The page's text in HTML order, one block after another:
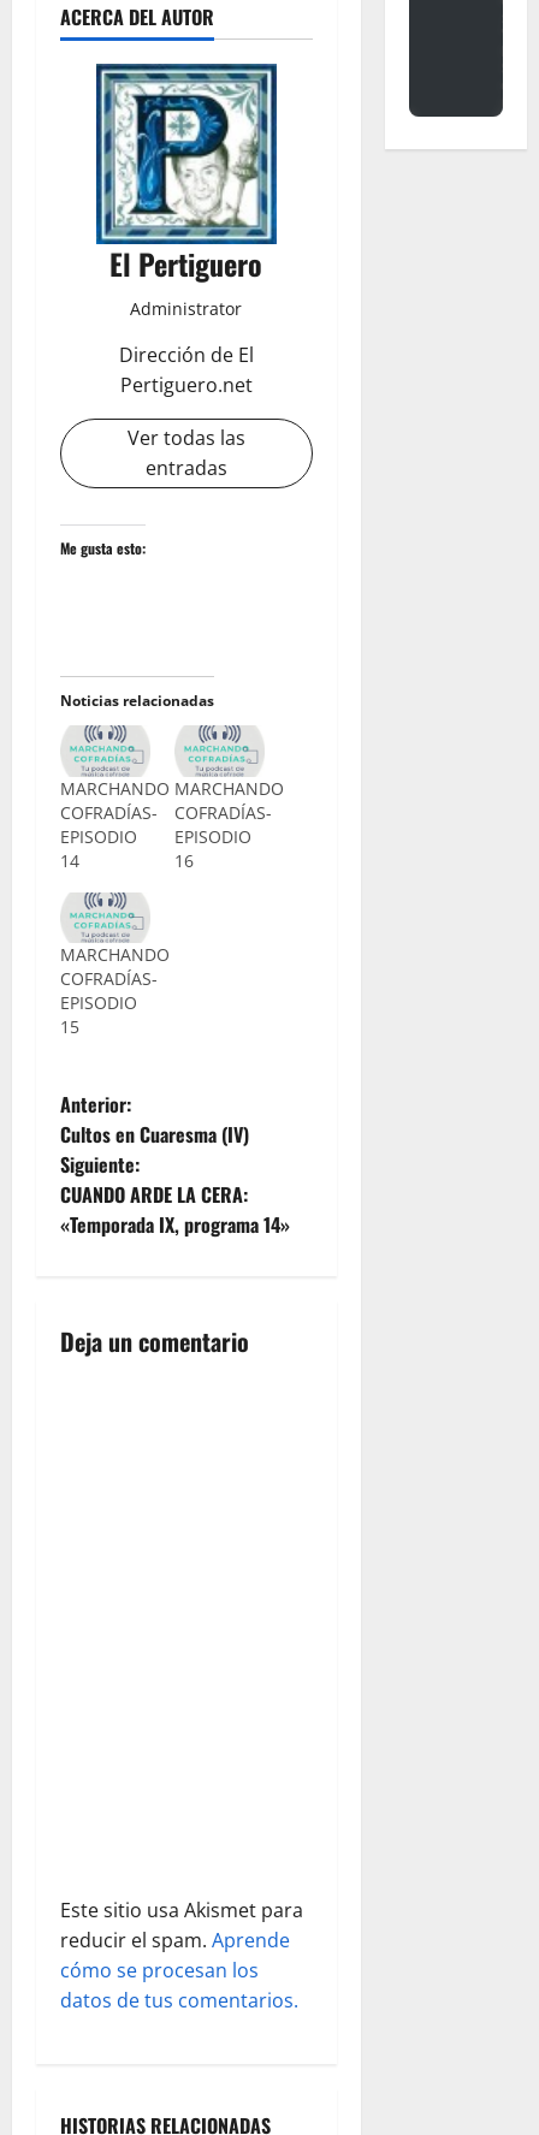
ACERCA DEL AUTOR
El Pertiguero
Administrator
Dirección de El
Pertiguero.net
Ver todas las
entradas
Me gusta esto:
Noticias relacionadas
MARCHANDO
COFRADÍAS-
EPISODIO
14
MARCHANDO
COFRADÍAS-
EPISODIO
16
MARCHANDO
COFRADÍAS-
EPISODIO
15
N
a
v
a
a
d
a
Anterior:
Cultos en Cuaresma (IV)
Siguiente:
CUANDO ARDE LA CERA:
«Temporada IX, programa 14»
Deja un comentario
Este sitio usa Akismet para
reducir el spam. Aprende
cómo se procesan los
datos de tus comentarios.
HISTORIAS RELACIONADAS